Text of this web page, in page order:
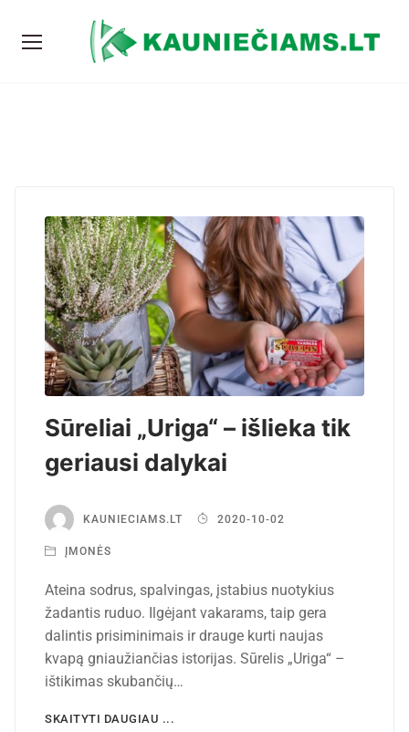
Sūreliai „Uriga“ – išlieka tik
geriausi dalykai
KAUNIECIAMS.LT 2020-10-02
ĮMONĖS
Ateina sodrus, spalvingas, įstabius nuotykius
žadantis ruduo. Ilgėjant vakarams, taip gera
dalintis prisiminimais ir drauge kurti naujas
kvapą gniaužiančias istorijas. Sūrelis „Uriga“ –
ištikimas skubančių…
SKAITYTI DAUGIAU ...